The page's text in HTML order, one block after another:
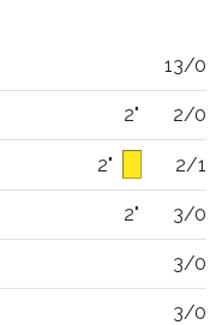
13/0
2" 2/0
2" 2/1
2" 3/0
3/0
3/0